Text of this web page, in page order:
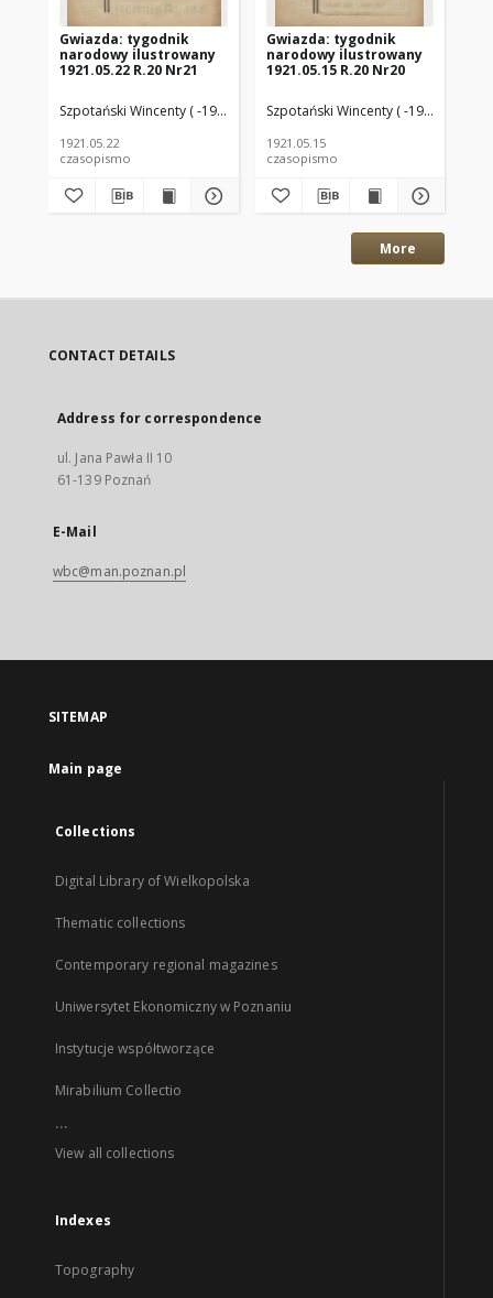
Gwiazda: tygodnik
narodowy ilustrowany
1921.05.22 R.20 Nr21
Szpotański Wincenty ( -1928) (Red.)
1921.05.22
czasopismo
Gwiazda: tygodnik
narodowy ilustrowany
1921.05.15 R.20 Nr20
Szpotański Wincenty ( -1928) (Red.)
1921.05.15
czasopismo
More
CONTACT DETAILS
Address for correspondence
ul. Jana Pawła II 10
61-139 Poznań
E-Mail
wbc@man.poznan.pl
SITEMAP
Main page
Collections
Digital Library of Wielkopolska
Thematic collections
Contemporary regional magazines
Uniwersytet Ekonomiczny w Poznaniu
Instytucje współtworzące
Mirabilium Collectio
...
View all collections
Indexes
Topography